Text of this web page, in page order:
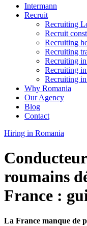
Intermann
Recruit
Recruiting
Recruit
Recruiting
Recruiting
Recruiting
Recruiting
Recruiting
Why Romania
Our Agency
Blog
Contact
Hiring in Romania
roumains
France :
La France manque de